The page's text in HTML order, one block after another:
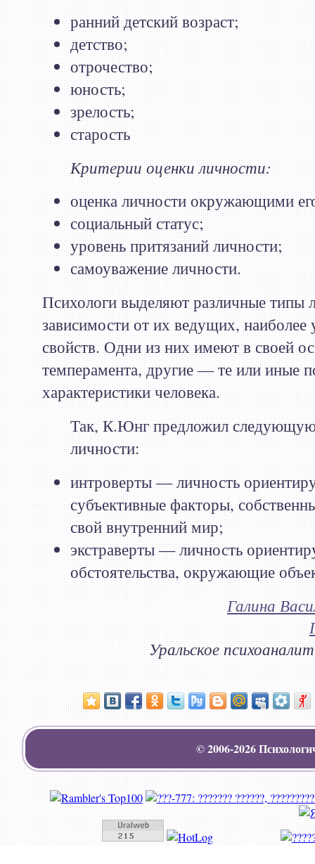
ранний детский возраст;
детство;
отрочество;
юность;
зрелость;
старость
Критерии оценки личности:
оценка личности окружающими
социальный статус;
уровень притязаний личности;
самоуважение личности.
Психологи выделяют различные типы
зависимости от их ведущих, наиболее
свойств. Одни из них имеют в своей
темперамента, другие — те или иные
характеристики человека.
Так, К.Юнг предложил
личности:
интроверты — личность
субъективные факторы,
свой внутренний мир;
экстраверты — личность
обстоятельства, окружающие
Галина
Уральское
© 2006-2026